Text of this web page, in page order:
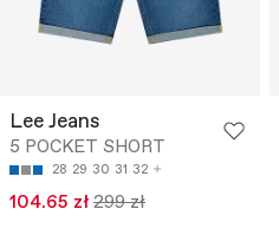
Lee Jeans
5 POCKET SHORT
28 29 30 31 32
104.65 zł 299 zł